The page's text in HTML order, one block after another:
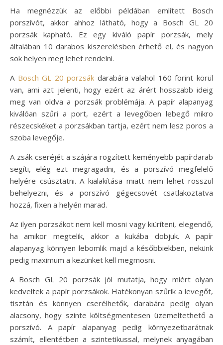
Ha megnézzük az előbbi példában említett Bosch
porszívót, akkor ahhoz látható, hogy a Bosch GL 20
porzsák kapható. Ez egy kiváló papír porzsák, mely
általában 10 darabos kiszerelésben érhető el, és nagyon
sok helyen meg lehet rendelni.
A Bosch GL 20 porzsák darabára valahol 160 forint körül
van, ami azt jelenti, hogy ezért az árért hosszabb ideig
meg van oldva a porzsák problémája. A papír alapanyag
kiválóan szűri a port, ezért a levegőben lebegő mikro
részecskéket a porzsákban tartja, ezért nem lesz poros a
szoba levegője.
A zsák cseréjét a szájára rögzített keményebb papírdarab
segíti, elég ezt megragadni, és a porszívó megfelelő
helyére csúsztatni. A kialakítása miatt nem lehet rosszul
behelyezni, és a porszívó gégecsövét csatlakoztatva
hozzá, fixen a helyén marad.
Az ilyen porzsákot nem kell mosni vagy kiüríteni, elegendő,
ha amikor megtelik, akkor a kukába dobjuk. A papír
alapanyag könnyen lebomlik majd a későbbiekben, nekünk
pedig maximum a kezünket kell megmosni.
A Bosch GL 20 porzsák jól mutatja, hogy miért olyan
kedveltek a papír porzsákok. Hatékonyan szűrik a levegőt,
tisztán és könnyen cserélhetők, darabára pedig olyan
alacsony, hogy szinte költségmentesen üzemeltethető a
porszívó. A papír alapanyag pedig környezetbarátnak
számít, ellentétben a szintetikussal, melynek anyagában